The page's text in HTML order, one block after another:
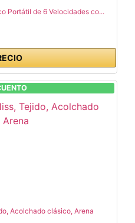
Portátil de 6 Velocidades co...
Acolchado clásico, Arena